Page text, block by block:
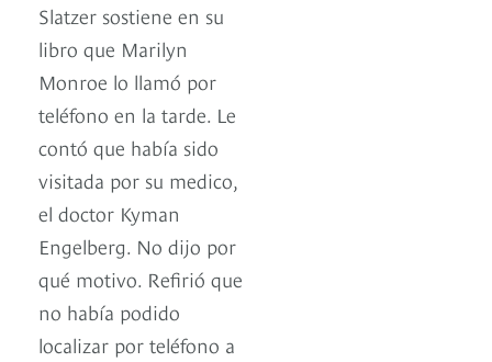
Slatzer sostiene en su
libro que Marilyn
Monroe lo llamó por
teléfono en la tarde. Le
contó que había sido
visitada por su medico,
el doctor Kyman
Engelberg. No dijo por
qué motivo. Refirió que
no había podido
localizar por teléfono a